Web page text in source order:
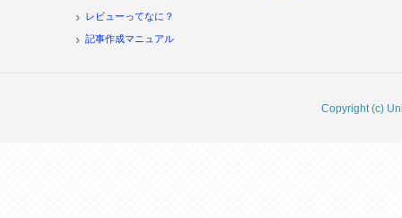
レビューってなに？
記事作成マニュアル
Copyright (c)